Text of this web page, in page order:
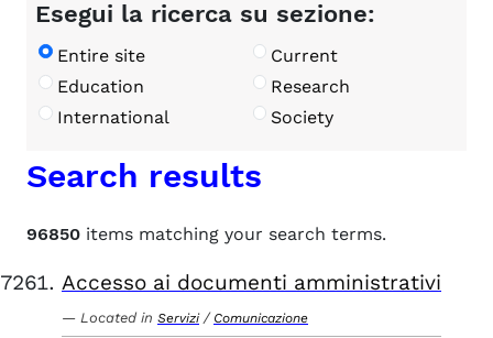
Esegui la ricerca su sezione:
Entire site
Current
Education
Research
International
Society
Search results
96850 items matching your search terms.
Accesso ai documenti amministrativi
Located in Servizi / Comunicazione